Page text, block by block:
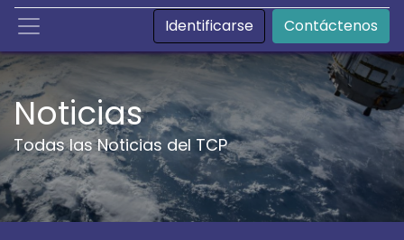
Identificarse Contáctenos
Noticias
Todas las Noticias del TCP